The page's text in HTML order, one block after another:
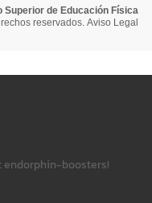
Superior de Educación Física
reservados. Aviso Legal
endorphin-boosters!